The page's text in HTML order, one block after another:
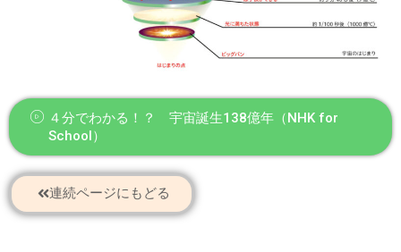
４分でわかる！？ 宇宙誕生138億年（NHK for
School）
連続ページにもどる